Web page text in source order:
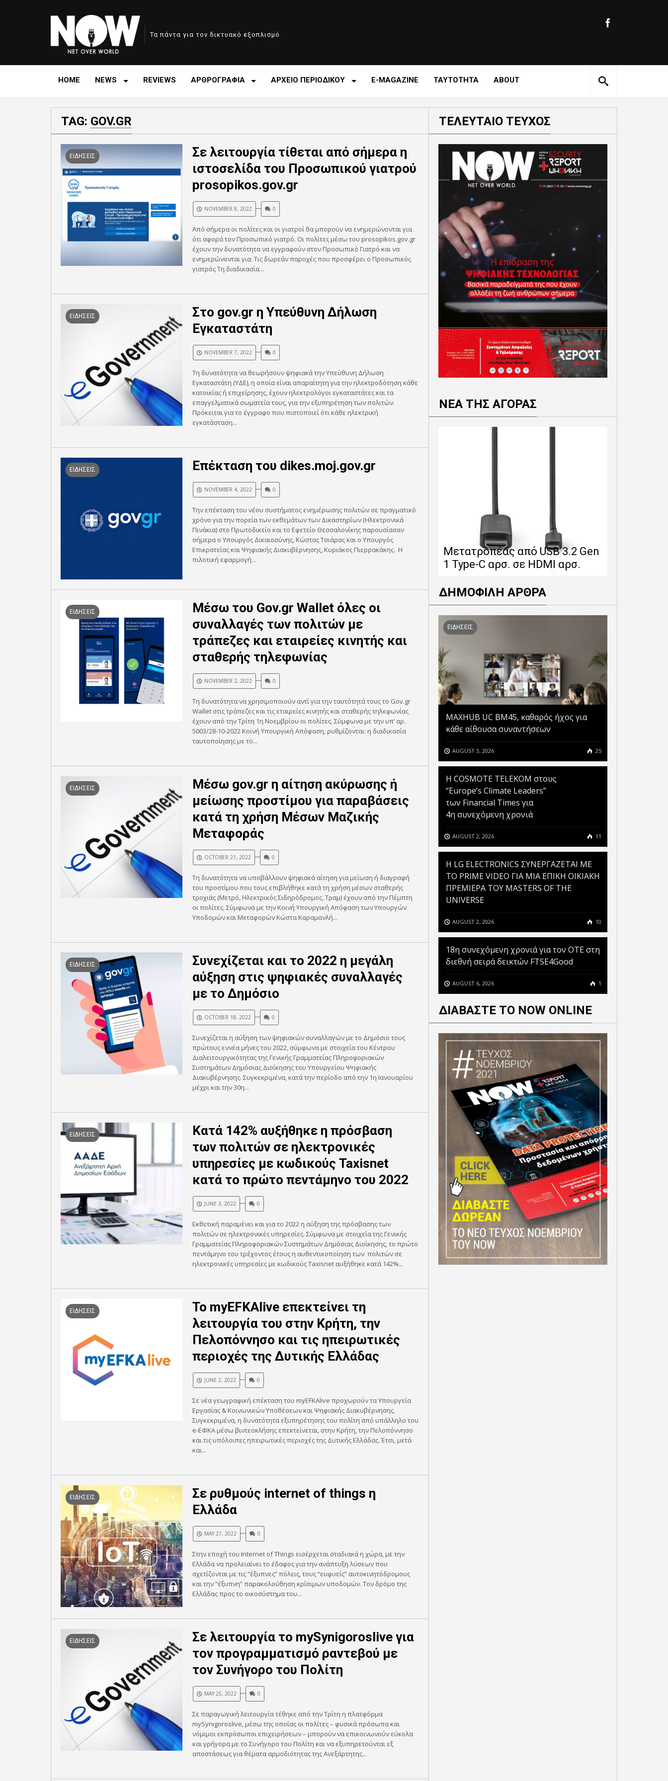
Τα πάντα για τον δικτυακό εξοπλισμό
HOME NEWS REVIEWS ΑΡΘΡΟΓΡΑΦΙΑ ΑΡΧΕΙΟ ΠΕΡΙΟΔΙΚΟΥ E-MAGAZINE ΤΑΥΤΟΤΗΤΑ ABOUT
TAG: GOV.GR
ΕΙΔΗΣΕΙΣ
Σε λειτουργία τίθεται από σήμερα η
ιστοσελίδα του Προσωπικού γιατρού
prosopikos.gov.gr
NOVEMBER 8, 2022 0
Από σήμερα οι πολίτες και οι γιατροί θα μπορούν να ενημερώνονται για
ότι αφορά τον Προσωπικό γιατρό. Οι πολίτες μέσω του prosopikos.gov.gr
έχουν την δυνατότητα να εγγραφούν στον Προσωπικό Γιατρό και να
ενημερώνονται για: Τις δωρεάν παροχές που προσφέρει ο Προσωπικός
γιατρός Τη διαδικασία...
ΕΙΔΗΣΕΙΣ
Στο gov.gr η Υπεύθυνη Δήλωση
Εγκαταστάτη
NOVEMBER 7, 2022 0
Τη δυνατότητα να θεωρήσουν ψηφιακά την Υπεύθυνη Δήλωση
Εγκαταστάτη (ΥΔΕ), η οποία είναι απαραίτητη για την ηλεκτροδότηση κάθε
κατοικίας ή επιχείρησης, έχουν ηλεκτρολόγοι εγκαταστάτες και τα
επαγγελματικά σωματεία τους, για την εξυπηρέτηση των πολιτών.
Πρόκειται για το έγγραφο που πιστοποιεί ότι κάθε ηλεκτρική
εγκατάσταση...
ΕΙΔΗΣΕΙΣ Επέκταση του dikes.moj.gov.gr
NOVEMBER 4, 2022 0
Την επέκταση του νέου συστήματος ενημέρωσης πολιτών σε πραγματικό
χρόνο για την πορεία των εκθεμάτων των Δικαστηρίων (Ηλεκτρονικά
Πινάκια) στο Πρωτοδικείο και το Εφετείο Θεσσαλονίκης παρουσίασαν
σήμερα ο Υπουργός Δικαιοσύνης, Κώστας Τσιάρας και ο Υπουργός
Επικρατείας και Ψηφιακής Διακυβέρνησης, Κυριάκος Πιερρακάκης. Η
πιλοτική εφαρμογή...
ΕΙΔΗΣΕΙΣ
Μέσω του Gov.gr Wallet όλες οι
συναλλαγές των πολιτών με
τράπεζες και εταιρείες κινητής και
σταθερής τηλεφωνίας
NOVEMBER 2, 2022 0
Τη δυνατότητα να χρησιμοποιούν αντί για την ταυτότητά τους το Gov.gr
Wallet στις τράπεζες και τις εταιρείες κινητής και σταθερής τηλεφωνίας
έχουν από την Τρίτη 1η Νοεμβρίου οι πολίτες. Σύμφωνα με την υπ’ αρ.
5003/28-10-2022 Κοινή Υπουργική Απόφαση, ρυθμίζονται: η διαδικασία
ταυτοποίησης με το...
ΕΙΔΗΣΕΙΣ
Μέσω gov.gr η αίτηση ακύρωσης ή
μείωσης προστίμου για παραβάσεις
κατά τη χρήση Μέσων Μαζικής
Μεταφοράς
OCTOBER 21, 2022 0
Τη δυνατότητα να υποβάλλουν ψηφιακά αίτηση για μείωση ή διαγραφή
του προστίμου που τους επιβλήθηκε κατά τη χρήση μέσων σταθερής
τροχιάς (Μετρό, Ηλεκτρικός Σιδηρόδρομος, Τραμ) έχουν από την Πέμπτη
οι πολίτες. Σύμφωνα με την Κοινή Υπουργική Απόφαση των Υπουργών
Υποδομών και Μεταφορών Κώστα Καραμανλή...
ΕΙΔΗΣΕΙΣ
Συνεχίζεται και το 2022 η μεγάλη
αύξηση στις ψηφιακές συναλλαγές
με το Δημόσιο
OCTOBER 18, 2022 0
Συνεχίζεται η αύξηση των ψηφιακών συναλλαγών με το Δημόσιο τους
πρώτους εννέα μήνες του 2022, σύμφωνα με στοιχεία του Κέντρου
Διαλειτουργικότητας της Γενικής Γραμματείας Πληροφοριακών
Συστημάτων Δημόσιας Διοίκησης του Υπουργείου Ψηφιακής
Διακυβέρνησης. Συγκεκριμένα, κατά την περίοδο από την 1η Ιανουαρίου
μέχρι και την 30η...
ΕΙΔΗΣΕΙΣ
Κατά 142% αυξήθηκε η πρόσβαση
των πολιτών σε ηλεκτρονικές
υπηρεσίες με κωδικούς Taxisnet
κατά το πρώτο πεντάμηνο του 2022
JUNE 3, 2022 0
Εκθετική παραμένει και για το 2022 η αύξηση της πρόσβασης των
πολιτών σε ηλεκτρονικές υπηρεσίες. Σύμφωνα με στοιχεία της Γενικής
Γραμματείας Πληροφοριακών Συστημάτων Δημόσιας Διοίκησης, το πρώτο
πεντάμηνο του τρέχοντος έτους η αυθεντικοποίηση των πολιτών σε
ηλεκτρονικές υπηρεσίες με κωδικούς Taxisnet αυξήθηκε κατά 142%...
ΕΙΔΗΣΕΙΣ
Το myEFKAlive επεκτείνει τη
λειτουργία του στην Κρήτη, την
Πελοπόννησο και τις ηπειρωτικές
περιοχές της Δυτικής Ελλάδας
JUNE 2, 2022 0
Σε νέα γεωγραφική επέκταση του myEFKAlive προχωρούν τα Υπουργεία
Εργασίας & Κοινωνικών Υποθέσεων και Ψηφιακής Διακυβέρνησης.
Συγκεκριμένα, η δυνατότητα εξυπηρέτησης του πολίτη από υπάλληλο του
e-ΕΦΚΑ μέσω βιντεοκλήσης επεκτείνεται, στην Κρήτη, την Πελοπόννησο
και τις υπόλοιπες ηπειρωτικές περιοχές της Δυτικής Ελλάδας. Έτσι, μετά
και...
ΕΙΔΗΣΕΙΣ
Σε ρυθμούς internet of things η
Ελλάδα
MAY 27, 2022 0
Στην εποχή του Internet of Things εισέρχεται σταδιακά η χώρα, με την
Ελλάδα να προλειαίνει το έδαφος για την ανάπτυξη λύσεων που
σχετίζονται με τις “έξυπνες” πόλεις, τους “ευφυείς” αυτοκινητόδρομους
και την “έξυπνη” παρακολούθηση κρίσιμων υποδομών. Τον δρόμο της
Ελλάδας προς το οικοσύστημα του...
ΕΙΔΗΣΕΙΣ
Σε λειτουργία το mySynigoroslive για
τον προγραμματισμό ραντεβού με
τον Συνήγορο του Πολίτη
MAY 25, 2022 0
Σε παραγωγική λειτουργία τέθηκε από την Τρίτη η πλατφόρμα
mySynigoroslive, μέσω της οποίας οι πολίτες – φυσικά πρόσωπα και
νόμιμοι εκπρόσωποι επιχειρήσεων – μπορούν να επικοινωνούν εύκολα
και γρήγορα με το Συνήγορο του Πολίτη και να εξυπηρετούνται εξ
αποστάσεως για θέματα αρμοδιότητας της Ανεξάρτητης...
ΤΕΛΕΥΤΑΙΟ ΤΕΥΧΟΣ
ΝΕΑ ΤΗΣ ΑΓΟΡΑΣ
Μετατροπέας από USB 3.2 Gen
1 Type-C αρσ. σε HDMI αρσ.
ΔΗΜΟΦΙΛΗ ΑΡΘΡΑ
ΕΙΔΗΣΕΙΣ
MAXHUB UC BM45, καθαρός ήχος για
κάθε αίθουσα συναντήσεων
AUGUST 3, 2026 25
Η COSMOTE TELEKOM στους
“Europe’s Climate Leaders”
των Financial Times για
4η συνεχόμενη χρονιά
AUGUST 2, 2026 11
H LG ELECTRONICS ΣΥΝΕΡΓΑΖΕΤΑΙ ΜΕ
ΤΟ PRIME VIDEO ΓΙΑ ΜΙΑ ΕΠΙΚΗ ΟΙΚΙΑΚΗ
ΠΡΕΜΙΕΡΑ ΤΟΥ MASTERS OF THE
UNIVERSE
AUGUST 2, 2026 10
18η συνεχόμενη χρονιά για τον ΟΤΕ στη
διεθνή σειρά δεικτών FTSE4Good
AUGUST 6, 2026 1
ΔΙΑΒΑΣΤΕ ΤΟ NOW ONLINE